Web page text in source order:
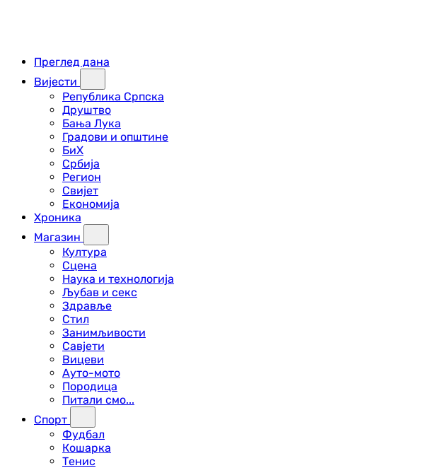
Преглед дана
Вијести
Република Српска
Друштво
Бања Лука
Градови и општине
БиХ
Србија
Регион
Свијет
Економија
Хроника
Магазин
Култура
Сцена
Наука и технологија
Љубав и секс
Здравље
Стил
Занимљивости
Савјети
Вицеви
Ауто-мото
Породица
Питали смо...
Спорт
Фудбал
Кошарка
Тенис